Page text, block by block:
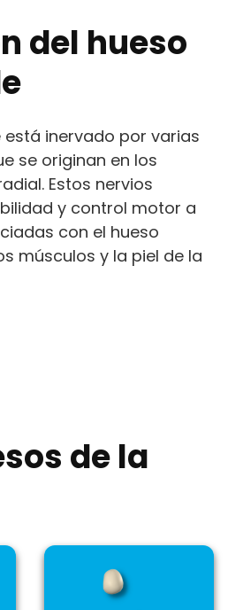
del hueso
está inervado por varias
se originan en los
Estos nervios
y control motor a
con el hueso
músculos y la piel de la
de la